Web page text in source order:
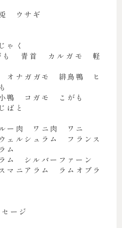
ウサギ
ゃく
も 青首 カルガモ 軽
オナガガモ 緋鳥鴨 ヒ
鴨 コガモ こがも
と
ー肉 ワニ肉 ワニ
ェルシュラム フランス
ム
ム シルバーファーン
マニアラム ラムオブラ
ージ